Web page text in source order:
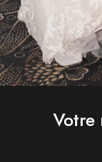
Votre